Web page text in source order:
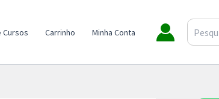
Cursos Carrinho Minha Conta